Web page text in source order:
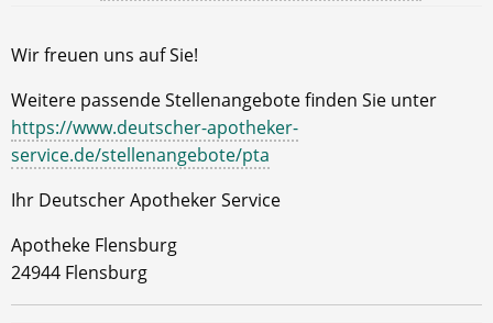
Wir freuen uns auf Sie!
Weitere passende Stellenangebote finden Sie unter
https://www.deutscher-apotheker-
service.de/stellenangebote/pta
Ihr Deutscher Apotheker Service
Apotheke Flensburg
24944 Flensburg